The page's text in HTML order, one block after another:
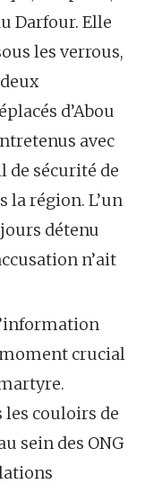
Darfour. Elle
les verrous,
d’Abou
avec
de sécurité de
la région. L’un
détenu
n’ait
crucial
les couloirs de
sein des ONG